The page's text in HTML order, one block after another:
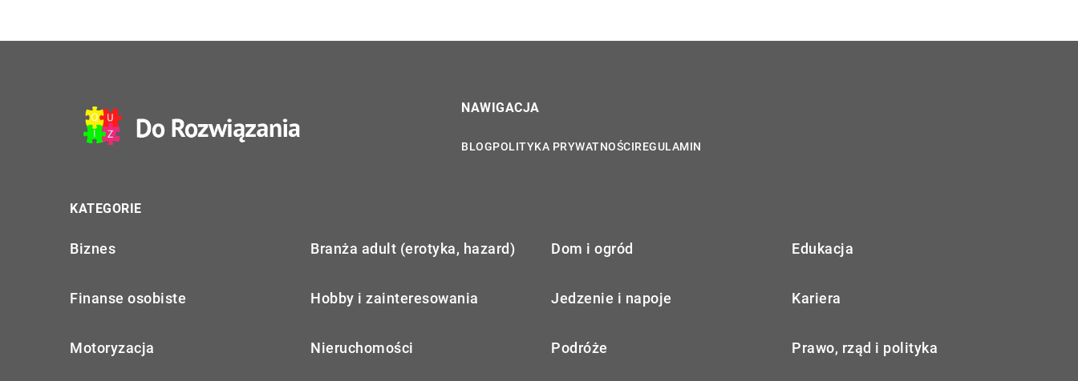
NAWIGACJA
BLOGPOLITYKA PRYWATNOŚCIREGULAMIN
KATEGORIE
Biznes Branża adult (erotyka, hazard) Dom i ogród Edukacja
Finanse osobiste Hobby i zainteresowania Jedzenie i napoje Kariera
Motoryzacja Nieruchomości Podróże Prawo, rząd i polityka